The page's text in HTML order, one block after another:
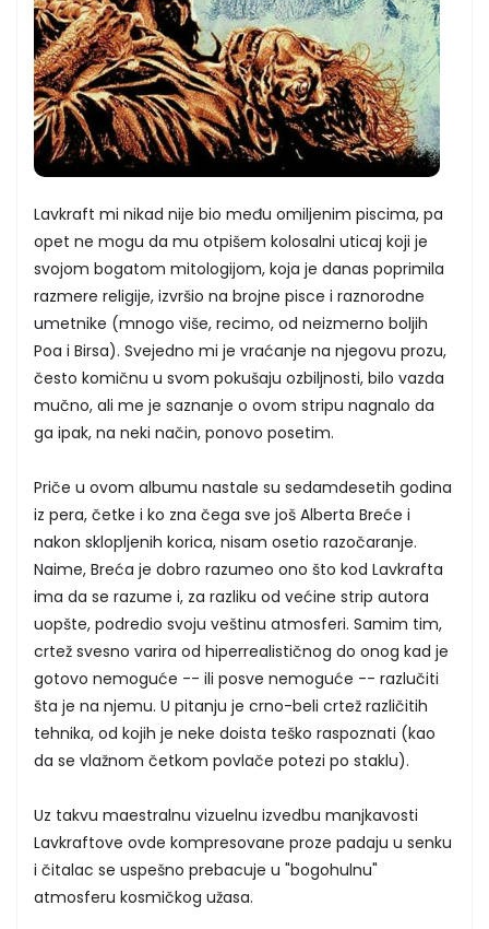
Lavkraft mi nikad nije bio među omiljenim piscima, pa
opet ne mogu da mu otpišem kolosalni uticaj koji je
svojom bogatom mitologijom, koja je danas poprimila
razmere religije, izvršio na brojne pisce i raznorodne
umetnike (mnogo više, recimo, od neizmerno boljih
Poa i Birsa). Svejedno mi je vraćanje na njegovu prozu,
često komičnu u svom pokušaju ozbiljnosti, bilo vazda
mučno, ali me je saznanje o ovom stripu nagnalo da
ga ipak, na neki način, ponovo posetim.
Priče u ovom albumu nastale su sedamdesetih godina
iz pera, četke i ko zna čega sve još Alberta Breće i
nakon sklopljenih korica, nisam osetio razočaranje.
Naime, Breća je dobro razumeo ono što kod Lavkrafta
ima da se razume i, za razliku od većine strip autora
uopšte, podredio svoju veštinu atmosferi. Samim tim,
crtež svesno varira od hiperrealističnog do onog kad je
gotovo nemoguće -- ili posve nemoguće -- razlučiti
šta je na njemu. U pitanju je crno-beli crtež različitih
tehnika, od kojih je neke doista teško raspoznati (kao
da se vlažnom četkom povlače potezi po staklu).
Uz takvu maestralnu vizuelnu izvedbu manjkavosti
Lavkraftove ovde kompresovane proze padaju u senku
i čitalac se uspešno prebacuje u "bogohulnu"
atmosferu kosmičkog užasa.